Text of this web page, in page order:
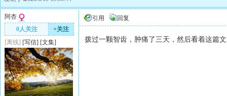
阿杏
0人关注
+关注
[离线] [写信] [文集]
引用 回复
拨过一颗智齿，肿痛了三天，然后看着这篇